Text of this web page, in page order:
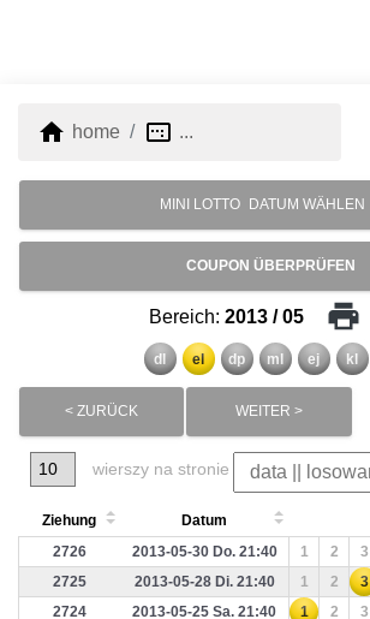
home home image_aspect_ratio ...
MINI LOTTO DATUM WÄHLEN
COUPON ÜBERPRÜFEN
Bereich: 2013 / 05 print
dl el dp ml ej kl
< ZURÜCK WEITER >
wierszy na stronie
Ziehung
Datum
2726
2013-05-30 Do. 21:40 1 2 3
2725
2013-05-28 Di. 21:40 1 2 3
2724
2013-05-25 Sa. 21:40 1 2 3